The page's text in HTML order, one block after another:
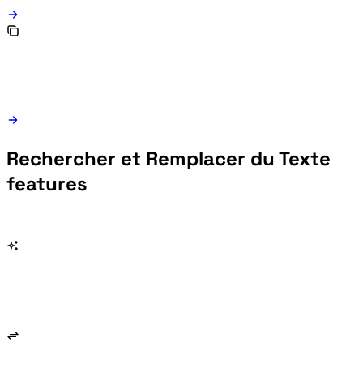
Rechercher et Remplacer du Texte
features